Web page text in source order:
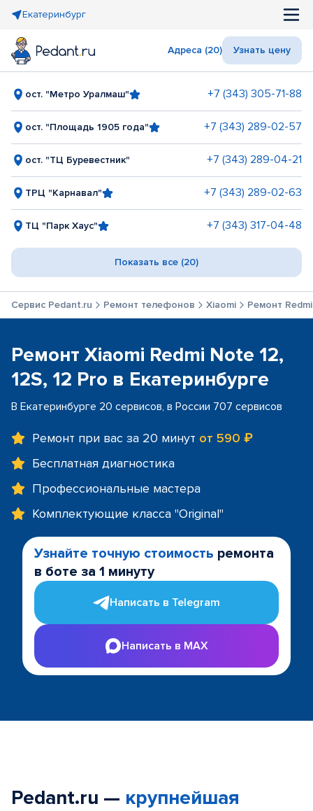
Екатеринбург
Адреса (20) Узнать цену
ост. "Метро Уралмаш" +7 (343) 305-71-88
ост. "Площадь 1905 года" +7 (343) 289-02-57
ост. "ТЦ Буревестник" +7 (343) 289-04-21
ТРЦ "Карнавал" +7 (343) 289-02-63
ТЦ "Парк Хаус" +7 (343) 317-04-48
Показать все (20)
Сервис Pedant.ru Ремонт телефонов Xiaomi Ремонт
Ремонт Xiaomi Redmi Note 12,
12S, 12 Pro в Екатеринбурге
В Екатеринбурге 20 сервисов, в России 707 сервисов
Ремонт при вас за 20 минут от 590 ₽
Бесплатная диагностика
Профессиональные мастера
Комплектующие класса "Original"
Узнайте точную стоимость ремонта
в боте за 1 минуту
Написать в Telegram
Написать в MAX
Pedant.ru — крупнейшая